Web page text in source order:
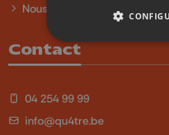
Nous contacter
Contact
04 254 99 99
info@qu4tre.be